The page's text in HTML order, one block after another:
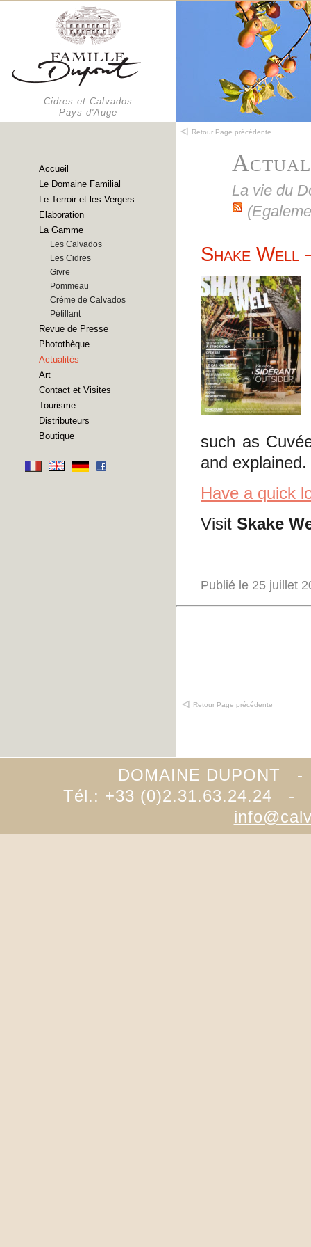
Cidres et Calvados
Pays d'Auge
Accueil
Le Domaine Familial
Le Terroir et les Vergers
Elaboration
La Gamme
Les Calvados
Les Cidres
Givre
Pommeau
Crème de Calvados
Pétillant
Revue de Presse
Photothèque
Actualités
Art
Contact et Visites
Tourisme
Distributeurs
Boutique
La vie du
Shake Well
such as
and explained.
Have a quick
Visit Skake
Publié le 25 juillet
Retour Page précédente
Retour Page précédente
DOMAINE DUPONT
Tél.: +33 (0)2.31.63.24.24